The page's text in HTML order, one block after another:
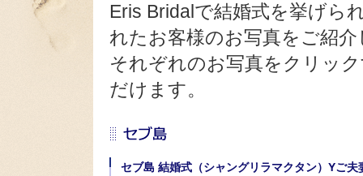
Eris Bridalで結婚式を挙げら
れたお客様のお写真をご紹
それぞれのお写真をクリッ
だけます。
セブ島 結婚式（シャングリラマクタン）Yご夫